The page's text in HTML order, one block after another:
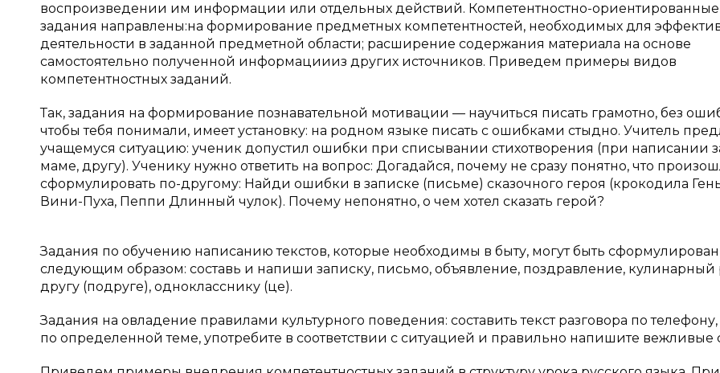
воспроизведении им информации или отдельных действий. Компетентностно-ориентированные
задания направлены:на формирование предметных компетентностей, необходимых для
деятельности в заданной предметной области; расширение содержания материала на основе
самостоятельно полученной информациииз других источников. Приведем примеры видов
компетентностных заданий.
Так, задания на формирование познавательной мотивации — научиться писать грамотно, без
чтобы тебя понимали, имеет установку: на родном языке писать с ошибками стыдно. Учитель
учащемуся ситуацию: ученик допустил ошибки при списывании стихотворения (при написании
маме, другу). Ученику нужно ответить на вопрос: Догадайся, почему не сразу понятно, что
сформулировать по-другому: Найди ошибки в записке (письме) сказочного героя (крокодила
Вини-Пуха, Пеппи Длинный чулок). Почему непонятно, о чем хотел сказать герой?
Задания по обучению написанию текстов, которые необходимы в быту, могут быть
следующим образом: составь и напиши записку, письмо, объявление, поздравление, кулинарный
другу (подруге), однокласснику (це).
Задания на овладение правилами культурного поведения: составить текст разговора по
по определенной теме, употребите в соответствии с ситуацией и правильно напишите вежливые